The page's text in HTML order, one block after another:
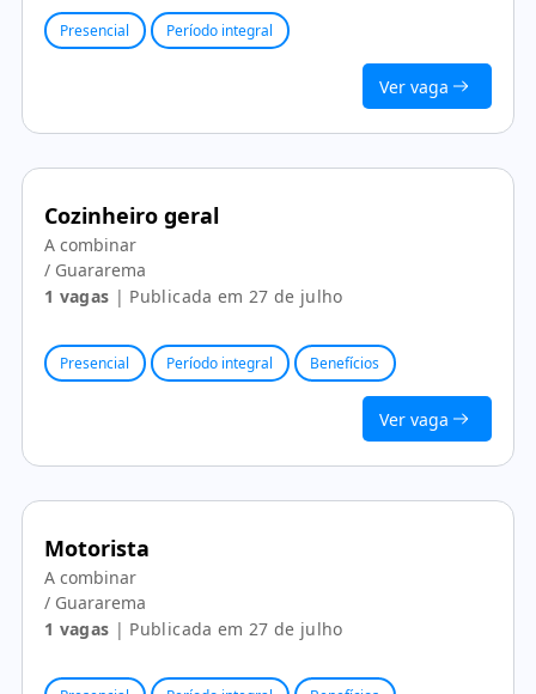
Presencial Período integral
Ver vaga
Cozinheiro geral
A combinar
/ Guararema
1 vagas | Publicada em 27 de julho
Presencial Período integral Benefícios
Ver vaga
Motorista
A combinar
/ Guararema
1 vagas | Publicada em 27 de julho